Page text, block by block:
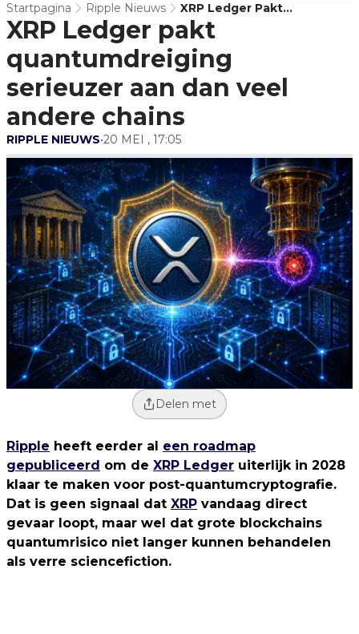
Startpagina Ripple Nieuws
XRP Ledger Pakt
Quantumdreiging
Serieuzer Aan Dan Veel
Andere Chains
XRP Ledger pakt
quantumdreiging
serieuzer aan dan veel
andere chains
RIPPLE NIEUWS•20 MEI , 17:05
Delen met
Ripple heeft eerder al een roadmap
gepubliceerd om de XRP Ledger uiterlijk in 2028
klaar te maken voor post-quantumcryptografie.
Dat is geen signaal dat XRP vandaag direct
gevaar loopt, maar wel dat grote blockchains
quantumrisico niet langer kunnen behandelen
als verre sciencefiction.